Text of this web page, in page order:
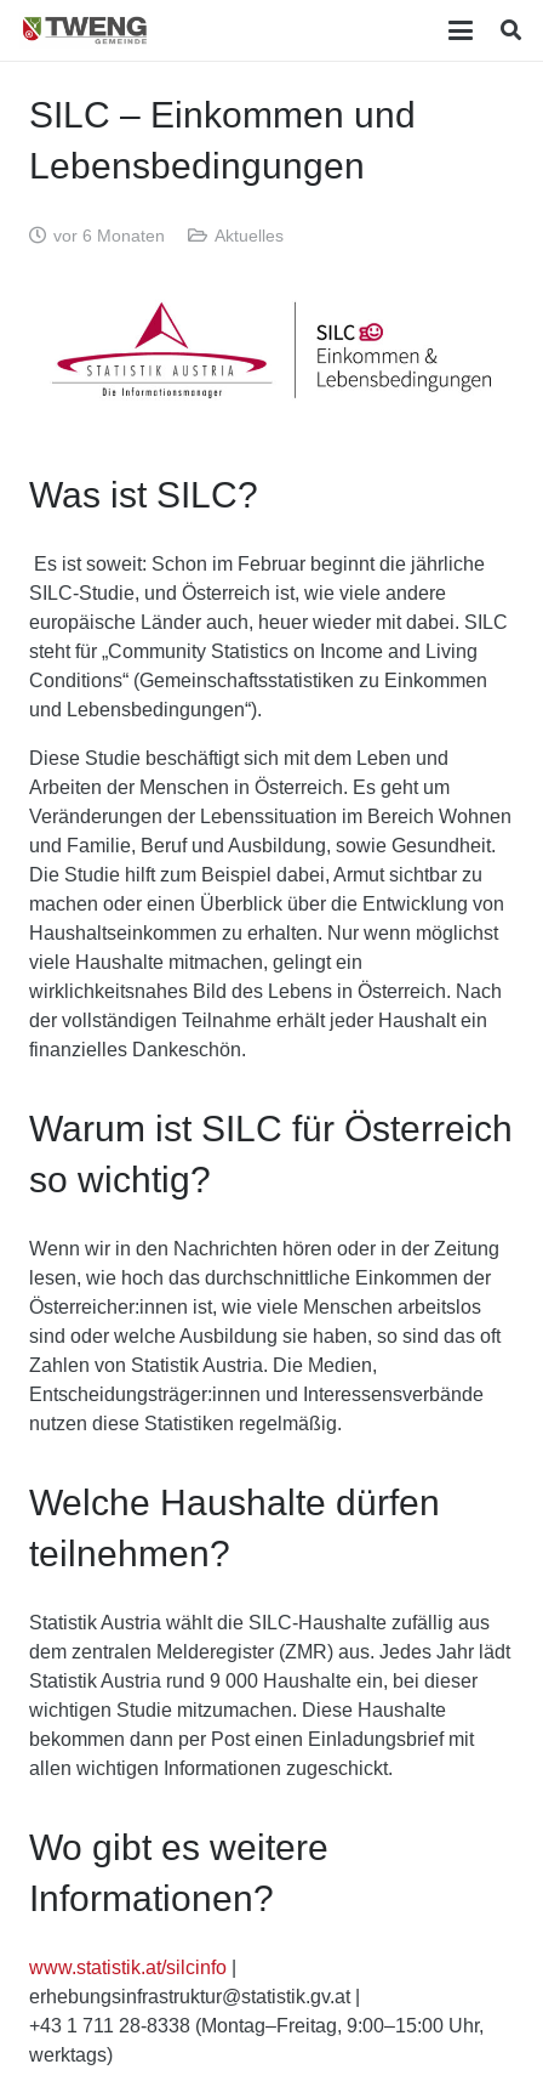
SILC – Einkommen und
Lebensbedingungen
vor 6 Monaten Aktuelles
Was ist SILC?
Es ist soweit: Schon im Februar beginnt die jährliche
SILC-Studie, und Österreich ist, wie viele andere
europäische Länder auch, heuer wieder mit dabei. SILC
steht für „Community Statistics on Income and Living
Conditions“ (Gemeinschaftsstatistiken zu Einkommen
und Lebensbedingungen“).
Diese Studie beschäftigt sich mit dem Leben und
Arbeiten der Menschen in Österreich. Es geht um
Veränderungen der Lebenssituation im Bereich Wohnen
und Familie, Beruf und Ausbildung, sowie Gesundheit.
Die Studie hilft zum Beispiel dabei, Armut sichtbar zu
machen oder einen Überblick über die Entwicklung von
Haushaltseinkommen zu erhalten. Nur wenn möglichst
viele Haushalte mitmachen, gelingt ein
wirklichkeitsnahes Bild des Lebens in Österreich. Nach
der vollständigen Teilnahme erhält jeder Haushalt ein
finanzielles Dankeschön.
Warum ist SILC für Österreich
so wichtig?
Wenn wir in den Nachrichten hören oder in der Zeitung
lesen, wie hoch das durchschnittliche Einkommen der
Österreicher:innen ist, wie viele Menschen arbeitslos
sind oder welche Ausbildung sie haben, so sind das oft
Zahlen von Statistik Austria. Die Medien,
Entscheidungsträger:innen und Interessensverbände
nutzen diese Statistiken regelmäßig.
Welche Haushalte dürfen
teilnehmen?
Statistik Austria wählt die SILC-Haushalte zufällig aus
dem zentralen Melderegister (ZMR) aus. Jedes Jahr lädt
Statistik Austria rund 9 000 Haushalte ein, bei dieser
wichtigen Studie mitzu­machen. Diese Haushalte
bekommen dann per Post einen Einladungsbrief mit
allen wichtigen Informationen zugeschickt.
Wo gibt es weitere
Informationen?
www.statistik.at/silcinfo
erhebungsinfrastruktur@statistik.gv.at |
+43 1 711 28-8338 (Montag–Freitag, 9:00–15:00 Uhr,
werktags)